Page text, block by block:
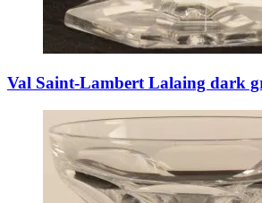
Val Saint-Lambert Lalaing dark